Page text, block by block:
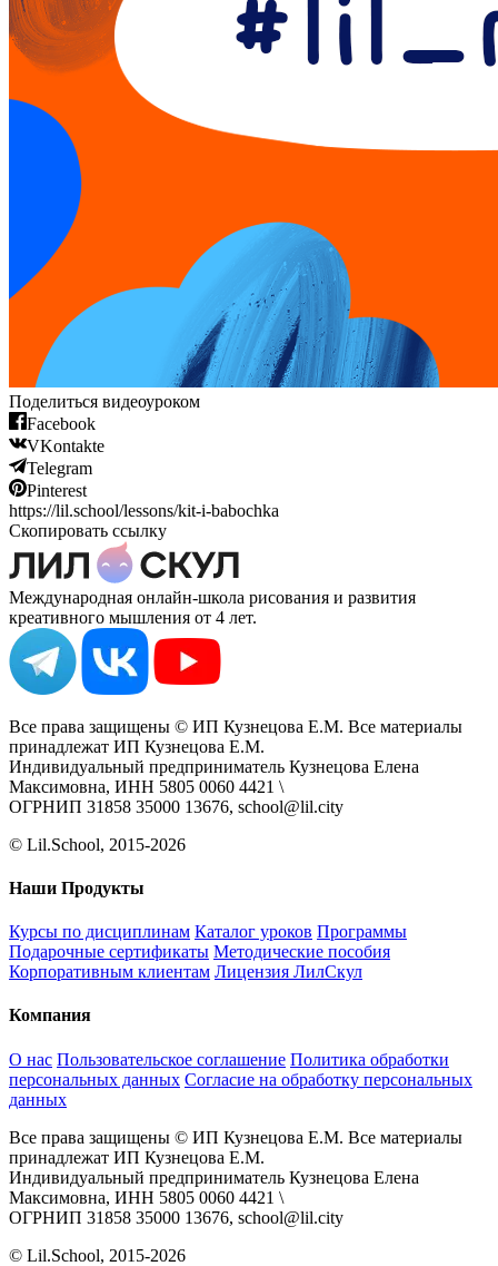
Поделиться видеоуроком
Facebook
VKontakte
Telegram
Pinterest
https://lil.school/lessons/kit-i-babochka
Скопировать ссылку
Международная онлайн-школа рисования и развития
креативного мышления от 4 лет.
Все права защищены © ИП Кузнецова Е.М. Все материалы
принадлежат ИП Кузнецова Е.М.
Индивидуальный предприниматель Кузнецова Елена
Максимовна, ИНН 5805 0060 4421 \
ОГРНИП 31858 35000 13676, school@lil.city
© Lil.School, 2015‐2026
Наши Продукты
Курсы по дисциплинам Каталог уроков Программы
Подарочные сертификаты Методические пособия
Корпоративным клиентам Лицензия ЛилСкул
Компания
О нас Пользовательское соглашение Политика обработки
персональных данных Согласие на обработку персональных
данных
Все права защищены © ИП Кузнецова Е.М. Все материалы
принадлежат ИП Кузнецова Е.М.
Индивидуальный предприниматель Кузнецова Елена
Максимовна, ИНН 5805 0060 4421 \
ОГРНИП 31858 35000 13676, school@lil.city
© Lil.School, 2015‐2026